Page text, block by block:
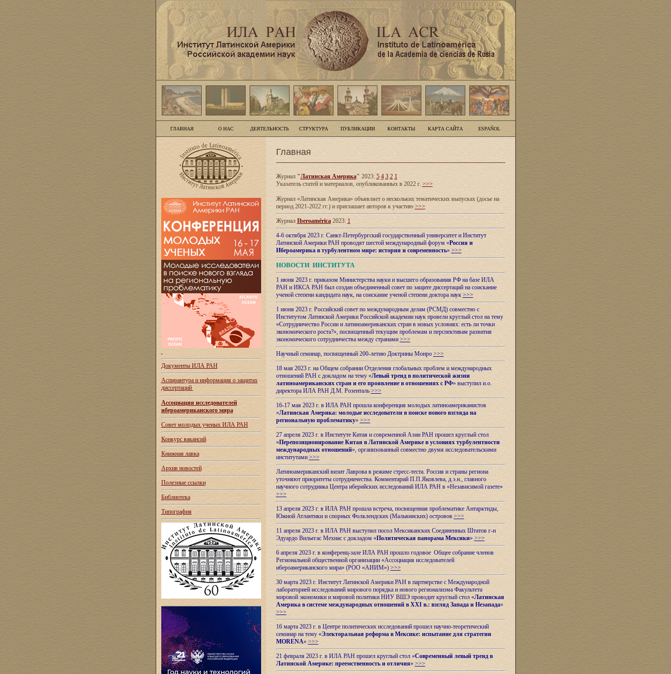
ГЛАВНАЯ О НАС ДЕЯТЕЛЬНОСТЬ СТРУКТУРА ПУБЛИКАЦИИ КОНТАКТЫ КАРТА САЙТА ESPAÑOL
Документы ИЛА РАН
Аспирантура и информация о защитах
диссертаций
Ассоциация исследователей
ибероамериканского мира
Совет молодых ученых ИЛА РАН
Конкурс вакансий
Книжная лавка
Архив новостей
Полезные ссылки
Библиотека
Типография
Главная
Журнал"Латинская Америка" 2023: 5 4 3 2 1
Указатель статей и материалов, опубликованных в 2022 г. >>>
Журнал «Латинская Америка» объявляет о нескольких тематических выпусках (досье на
период 2021-2022 гг.) и приглашает авторов к участию >>>
Журнал Iberoamérica2023: 1
4-6 октября 2023 г. Санкт-Петербургский государственный университет и Институт
Латинской Америки РАН проводят шестой международный форум «Россия и
Ибероамерика в турбулентном мире: история и современность» >>>
НОВОСТИ ИНСТИТУТА
1 июня 2023 г. приказом Министерства науки и высшего образования РФ на базе ИЛА
РАН и ИКСА РАН был создан объединенный совет по защите диссертаций на соискание
ученой степени кандидата наук, на соискание ученой степени доктора наук >>>
1 июня 2023 г. Российский совет по международным делам (РСМД) совместно с
Институтом Латинской Америки Российской академии наук провели круглый стол на тему
«Сотрудничество России и латиноамериканских стран в новых условиях: есть ли точки
экономического роста?», посвященный текущим проблемам и перспективам развития
экономического сотрудничества между странами >>>
Научный семинар, посвященный 200-летию Доктрины Монро>>>
18 мая 2023 г. на Общем собрании Отделения глобальных проблем и международных
отношений РАН с докладом на тему «Левый тренд в политической жизни
латиноамериканских стран и его проявление в отношениях с РФ» выступил и.о.
директора ИЛА РАН Д.М. Розенталь >>>
16-17 мая 2023 г. в ИЛА РАН прошла конференция молодых латиноамериканистов
«Латинская Америка: молодые исследователи в поиске нового взгляда на
региональную проблематику» >>>
27 апреля 2023 г. в Институте Китая и современной Азии РАН прошел круглый стол
«Перепозиционирование Китая в ЛатинскойАмерике в условиях турбулентности
международных отношений», организованный совместно двумя исследовательскими
институтами >>>
Латиноамериканский визит Лаврова в режиме стресс-теста. Россия и страны региона
уточняют приоритеты сотрудничества. Комментарий П.П.Яковлева, д.э.н., главного
научного сотрудника Центра иберийских исследований ИЛА РАН в «Независимой газете»
>>>
13 апреля 2023 г. в ИЛА РАН прошла встреча, посвященная проблематике Антарктиды,
Южной Атлантики и спорных Фолклендских (Мальвинских) островов >>>
11 апреля 2023 г. в ИЛА РАН выступил посол Мексиканских Соединенных Штатов г-н
Эдуардо Вильегас Мехиас c докладом «Политическая панорама Мексики» >>>
6 апреля 2023 г. в конференц-зале ИЛА РАН прошло годовое Общее собрание членов
Региональной общественной организации «Ассоциация исследователей
ибероамериканского мира» (РОО «АИИМ») >>>
30 марта 2023 г. Институт Латинской Америки РАН в партнерстве с Международной
лабораторией исследований мирового порядка и нового регионализма Факультета
мировой экономики и мировой политики НИУ ВШЭ проводит круглый стол «Латинская
Америка в системе международных отношений в XXI в.: взгляд Запада и Незапада»
>>>
16 марта 2023 г. в Центре политических исследований прошел научно-теоретический
семинар на тему «Электоральная реформа в Мексике: испытание для стратегии
MORENA» >>>
21 февраля 2023 г. в ИЛА РАН прошел круглый стол «Современный левый тренд в
Латинской Америке: преемственность и отличия» >>>